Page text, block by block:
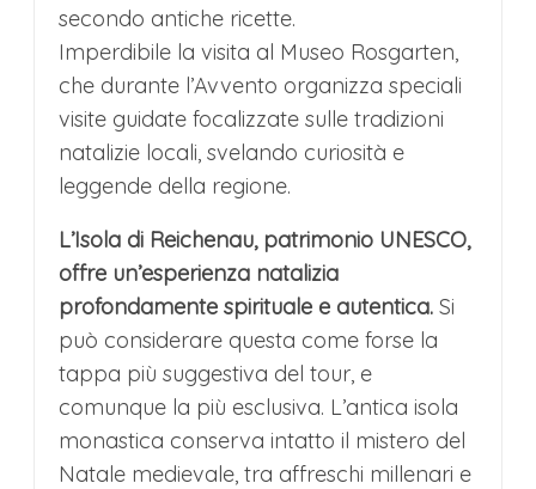
secondo antiche ricette.
Imperdibile la visita al Museo Rosgarten,
che durante l’Avvento organizza speciali
visite guidate focalizzate sulle tradizioni
natalizie locali, svelando curiosità e
leggende della regione.
L’Isola di Reichenau, patrimonio UNESCO,
offre un’esperienza natalizia
profondamente spirituale e autentica. Si
può considerare questa come forse la
tappa più suggestiva del tour, e
comunque la più esclusiva. L’antica isola
monastica conserva intatto il mistero del
Natale medievale, tra affreschi millenari e